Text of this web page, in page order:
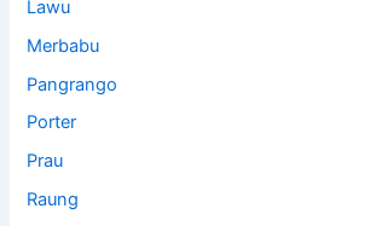
Lawu
Merbabu
Pangrango
Porter
Prau
Raung